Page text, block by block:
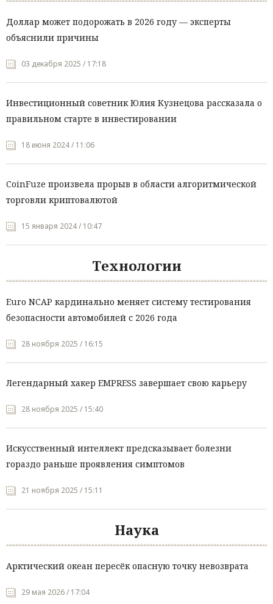
Доллар может подорожать в 2026 году — эксперты
объяснили причины
03 декабря 2025 / 17:18
Инвестиционный советник Юлия Кузнецова рассказала о
правильном старте в инвестировании
18 июня 2024 / 11:06
CoinFuze произвела прорыв в области алгоритмической
торговли криптовалютой
15 января 2024 / 10:47
Технологии
Euro NCAP кардинально меняет систему тестирования
безопасности автомобилей с 2026 года
28 ноября 2025 / 16:15
Легендарный хакер EMPRESS завершает свою карьеру
28 ноября 2025 / 15:40
Искусственный интеллект предсказывает болезни
гораздо раньше проявления симптомов
21 ноября 2025 / 15:11
Наука
Арктический океан пересёк опасную точку невозврата
29 мая 2026 / 17:04